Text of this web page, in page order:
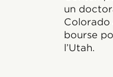
un
Colorado
bourse
l’Utah.